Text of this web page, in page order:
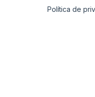
Política de